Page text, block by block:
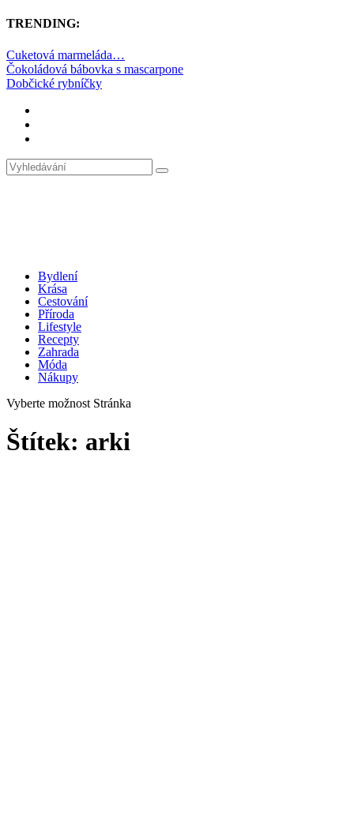
TRENDING:
Cuketová marmeláda…
Čokoládová bábovka s mascarpone
Dobčické rybníčky
Bydlení
Krása
Cestování
Příroda
Lifestyle
Recepty
Zahrada
Móda
Nákupy
Vyberte možnost Stránka
Štítek: arki